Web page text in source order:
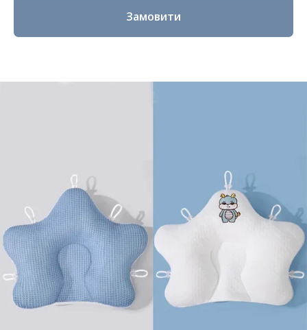
Замовити